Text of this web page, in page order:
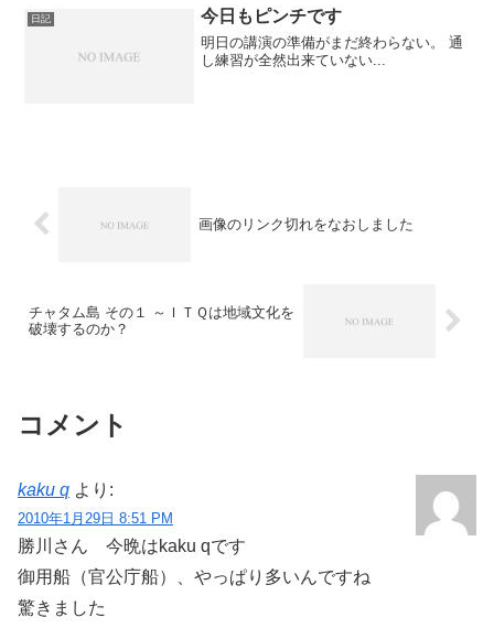
ルが牛耳られてしまうじゃないか。巨大
企業の出現によ...
日記 今日もピンチです
明日の講演の準備がまだ終わらない。 通
し練習が全然出来ていない...
画像のリンク切れをなおしました
チャタム島 その１ ～ＩＴＱは地域文化を
破壊するのか？
コメント
kaku q より:
2010年1月29日 8:51 PM
勝川さん 今晩はkaku qです
御用船（官公庁船）、やっぱり多いんですね
驚きました